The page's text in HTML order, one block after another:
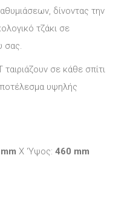
δίνοντας την
τζάκι σε
σας.
ταιριάζουν σε κάθε σπίτι
υψηλής
X ‘Yψος: 460 mm